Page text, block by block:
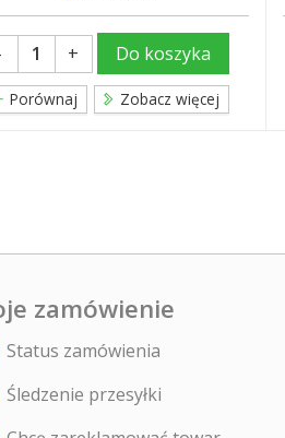
+ Do koszyka
Porównaj Zobacz więcej
zamówienie
Status zamówienia
Śledzenie przesyłki